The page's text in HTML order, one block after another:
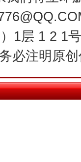
1层 1 2 1
必注明原